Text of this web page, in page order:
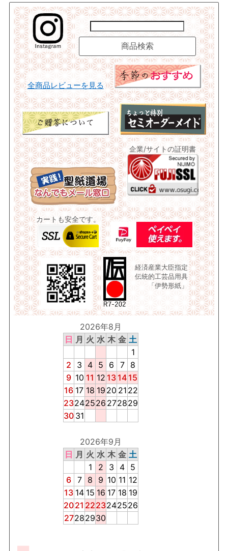
全商品レビューを見る
企業/サイトの証明書
カートも安全です。
経済産業大臣指定
伝統的工芸品用具
「伊勢形紙」
2026年8月
日 月 火 水 木 金 土
1
2
3 4 5 6 7
8
9 10 11 12 13 14 15
16 17 18 19 20 21 22
23242526 272829
30 31
2026年9月
日 月 火 水 木 金 土
1
2 3 4 5
6 7 8 9 10 11 12
13 14 15 16 17 18 19
2021 2223242526
27282930